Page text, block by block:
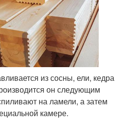
из сосны, ели, кедра
он следующим
на ламели, а затем
камере.